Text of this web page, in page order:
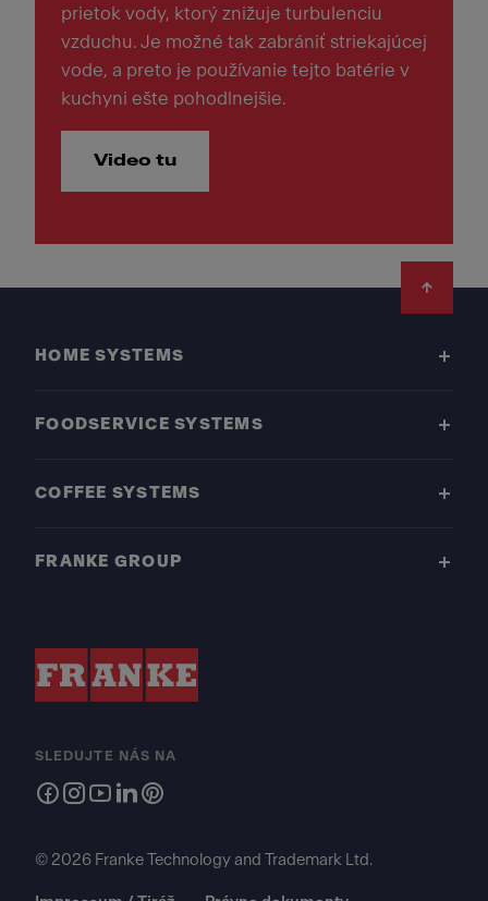
prietok vody, ktorý znižuje turbulenciu
vzduchu. Je možné tak zabrániť striekajúcej
vode, a preto je používanie tejto batérie v
kuchyni ešte pohodlnejšie.
Video tu
HOME SYSTEMS
FOODSERVICE SYSTEMS
COFFEE SYSTEMS
FRANKE GROUP
SLEDUJTE NÁS NA
© 2026 Franke Technology and Trademark Ltd.